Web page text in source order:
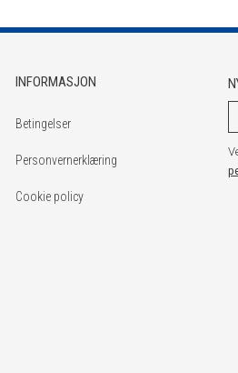
INFORMASJON
Betingelser
Personvernerklæring
Cookie policy